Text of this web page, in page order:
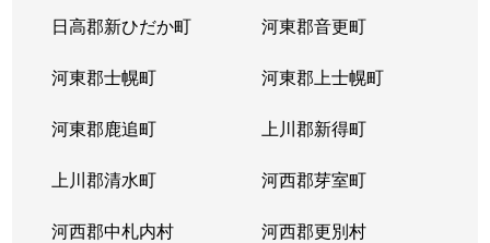
日高郡新ひだか町 河東郡音更町
河東郡士幌町 河東郡上士幌町
河東郡鹿追町 上川郡新得町
上川郡清水町 河西郡芽室町
河西郡中札内村 河西郡更別村